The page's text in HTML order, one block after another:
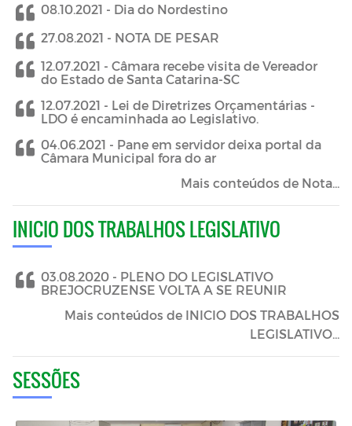
08.10.2021 - Dia do Nordestino
27.08.2021 - NOTA DE PESAR
12.07.2021 - Câmara recebe visita de Vereador
do Estado de Santa Catarina-SC
12.07.2021 - Lei de Diretrizes Orçamentárias -
LDO é encaminhada ao Legislativo.
04.06.2021 - Pane em servidor deixa portal da
Câmara Municipal fora do ar
Mais conteúdos de Nota...
INICIO DOS TRABALHOS LEGISLATIVO
03.08.2020 - PLENO DO LEGISLATIVO
BREJOCRUZENSE VOLTA A SE REUNIR
Mais conteúdos de INICIO DOS TRABALHOS
LEGISLATIVO...
SESSÕES